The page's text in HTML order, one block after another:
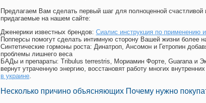
Предлагаем Вам сделать первый шаг для полноценной
придагаемые на нашем сайте:
Дженерики известных брендов: Сиалис инструкция по применению
Попперсы помогут сделать интимную сторону Вашей жизни более
Синтетические гормоны роста: Динатроп, Ансомон и Гетропин
проблемы лишнего веса
БАДы и препараты: Tribulus terrestris, Мориамин Форте, Guarana и
вернут утраченную энергию, восстановят работу многих
в украине.
Несколько причино объясняющих Почему нужно